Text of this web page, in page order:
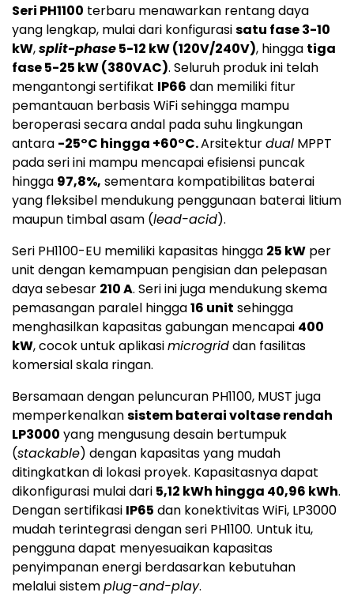
Seri PH1100 terbaru menawarkan rentang daya
yang lengkap, mulai dari konfigurasisatu fase 3-10
kW,split-phase5-12 kW (120V/240V), hingga tiga
fase 5-25 kW (380VAC). Seluruh produk ini telah
mengantongi sertifikat IP66 dan memiliki fitur
pemantauan berbasis WiFi sehingga mampu
beroperasi secara andal pada suhu lingkungan
antara -25°C hingga +60°C.Arsitekturdual MPPT
pada seri ini mampu mencapai efisiensi puncak
hingga 97,8%, sementara kompatibilitas baterai
yang fleksibel mendukung penggunaan baterai litium
maupun timbal asam (lead-acid).
Seri PH1100-EU memiliki kapasitas hingga 25 kW per
unit dengan kemampuan pengisian dan pelepasan
daya sebesar 210 A. Seri ini juga mendukung skema
pemasangan paralel hingga16 unit sehingga
menghasilkan kapasitas gabungan mencapai 400
kW, cocok untuk aplikasimicrogriddan fasilitas
komersial skala ringan.
Bersamaan dengan peluncuran PH1100, MUST juga
memperkenalkansistem baterai voltase rendah
LP3000 yang mengusung desain bertumpuk
(stackable) dengan kapasitas yang mudah
ditingkatkan di lokasi proyek. Kapasitasnya dapat
dikonfigurasi mulai dari 5,12 kWh hingga 40,96 kWh.
Dengan sertifikasi IP65 dan konektivitas WiFi, LP3000
mudah terintegrasi dengan seri PH1100. Untuk itu,
pengguna dapat menyesuaikan kapasitas
penyimpanan energi berdasarkan kebutuhan
melalui sistemplug-and-play.